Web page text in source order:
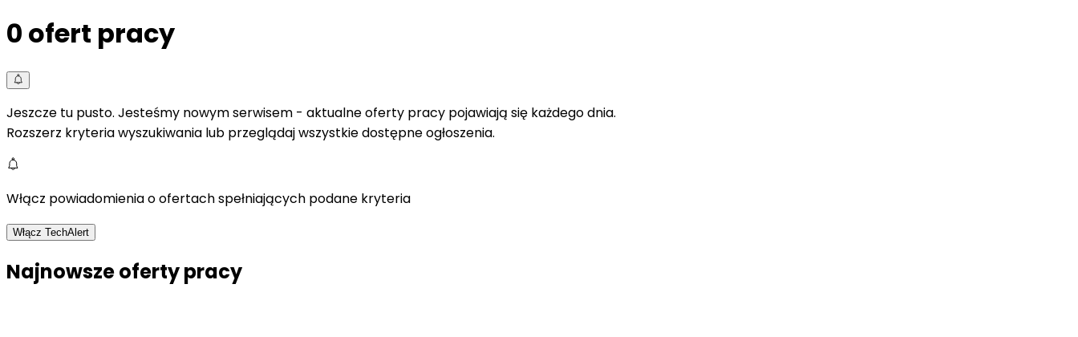
0 ofert pracy
Jeszcze tu pusto. Jesteśmy nowym serwisem - aktualne oferty pracy pojawiają się każdego dnia.
Rozszerz kryteria wyszukiwania lub przeglądaj wszystkie dostępne ogłoszenia.
Włącz powiadomienia o ofertach spełniających podane kryteria
Włącz TechAlert
Najnowsze oferty pracy